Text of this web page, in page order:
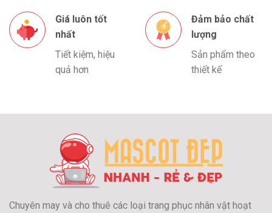
Giá luôn tốt
nhất
Tiết kiệm, hiệu
quả hơn
Đảm bảo chất
lượng
Sản phẩm theo
thiết kế
Chuyên may và cho thuê các loại trang phục nhân vật hoạt